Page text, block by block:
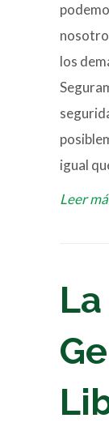
los
igual
Leer